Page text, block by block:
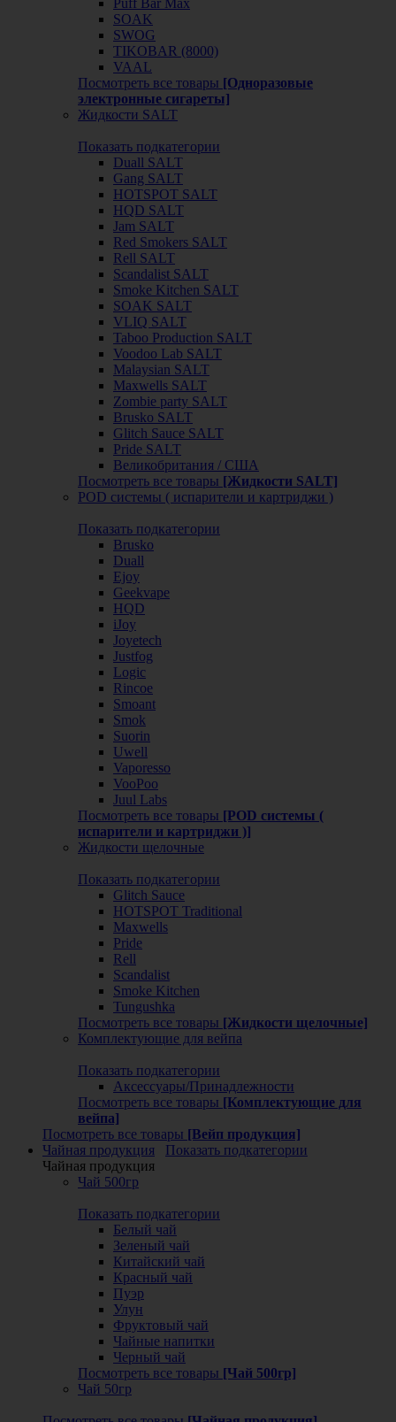
SOAK
SWOG
TIKOBAR (8000)
VAAL
Посмотреть все товары [Одноразовые
электронные сигареты]
Жидкости SALT
Показать подкатегории
Duall SALT
Gang SALT
HOTSPOT SALT
HQD SALT
Jam SALT
Red Smokers SALT
Rell SALT
Scandalist SALT
Smoke Kitchen SALT
SOAK SALT
VLIQ SALT
Taboo Production SALT
Voodoo Lab SALT
Malaysian SALT
Maxwells SALT
Zombie party SALT
Brusko SALT
Glitch Sauce SALT
Pride SALT
Великобритания / США
Посмотреть все товары [Жидкости SALT]
POD системы ( испарители и картриджи )
Показать подкатегории
Brusko
Duall
Ejoy
Geekvape
HQD
iJoy
Joyetech
Justfog
Logic
Rincoe
Smoant
Smok
Suorin
Uwell
Vaporesso
VooPoo
Juul Labs
Посмотреть все товары [POD системы (
испарители и картриджи )]
Жидкости щелочные
Показать подкатегории
Glitch Sauce
HOTSPOT Traditional
Maxwells
Pride
Rell
Scandalist
Smoke Kitchen
Tungushka
Посмотреть все товары [Жидкости щелочные]
Комплектующие для вейпа
Показать подкатегории
Аксессуары/Принадлежности
Посмотреть все товары [Комплектующие для
вейпа]
Посмотреть все товары [Вейп продукция]
Чайная продукция
Показать подкатегории
Чайная продукция
Чай 500гр
Показать подкатегории
Белый чай
Зеленый чай
Китайский чай
Красный чай
Пуэр
Улун
Фруктовый чай
Чайные напитки
Черный чай
Посмотреть все товары [Чай 500гр]
Чай 50гр